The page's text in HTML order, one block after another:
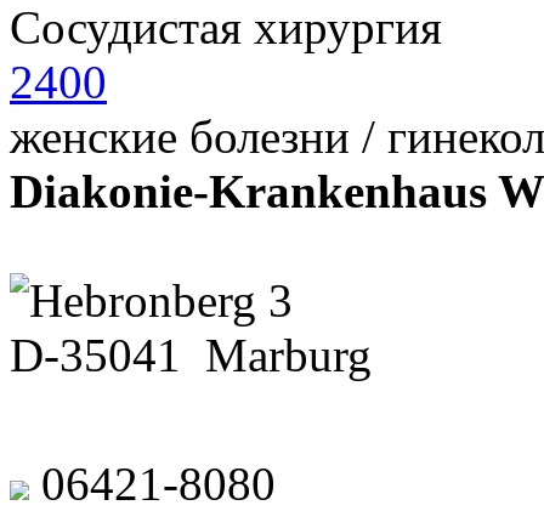
Сосудистая хирургия
2400
женские болезни /
Diakonie-Krankenhaus
Hebronberg 3
D-35041 Marburg
06421-8080